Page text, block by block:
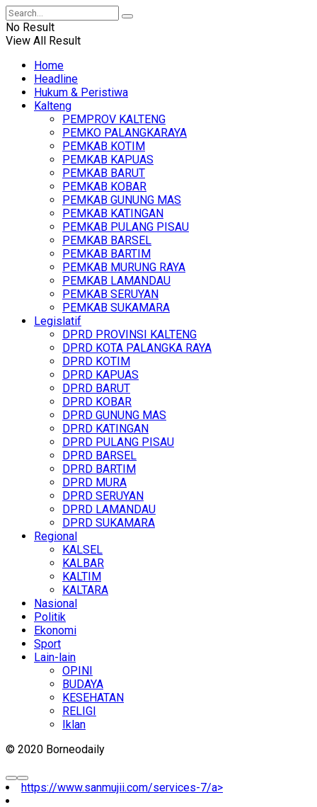
No Result
View All Result
Home
Headline
Hukum & Peristiwa
Kalteng
PEMPROV KALTENG
PEMKO PALANGKARAYA
PEMKAB KOTIM
PEMKAB KAPUAS
PEMKAB BARUT
PEMKAB KOBAR
PEMKAB GUNUNG MAS
PEMKAB KATINGAN
PEMKAB PULANG PISAU
PEMKAB BARSEL
PEMKAB BARTIM
PEMKAB MURUNG RAYA
PEMKAB LAMANDAU
PEMKAB SERUYAN
PEMKAB SUKAMARA
Legislatif
DPRD PROVINSI KALTENG
DPRD KOTA PALANGKA RAYA
DPRD KOTIM
DPRD KAPUAS
DPRD BARUT
DPRD KOBAR
DPRD GUNUNG MAS
DPRD KATINGAN
DPRD PULANG PISAU
DPRD BARSEL
DPRD BARTIM
DPRD MURA
DPRD SERUYAN
DPRD LAMANDAU
DPRD SUKAMARA
Regional
KALSEL
KALBAR
KALTIM
KALTARA
Nasional
Politik
Ekonomi
Sport
Lain-lain
OPINI
BUDAYA
KESEHATAN
RELIGI
Iklan
© 2020 Borneodaily
https://www.sanmujii.com/services-7/a>